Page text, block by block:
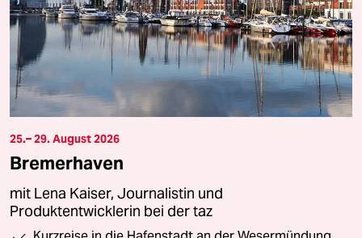
25.– 29. August 2026
Bremerhaven
mit Lena Kaiser, Journalistin und
Produktentwicklerin bei der taz